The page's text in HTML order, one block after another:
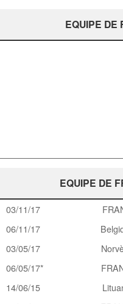
EQUIPE DE
EQUIPE DE
03/11/17
06/11/17
03/05/17
06/05/17*
14/06/15